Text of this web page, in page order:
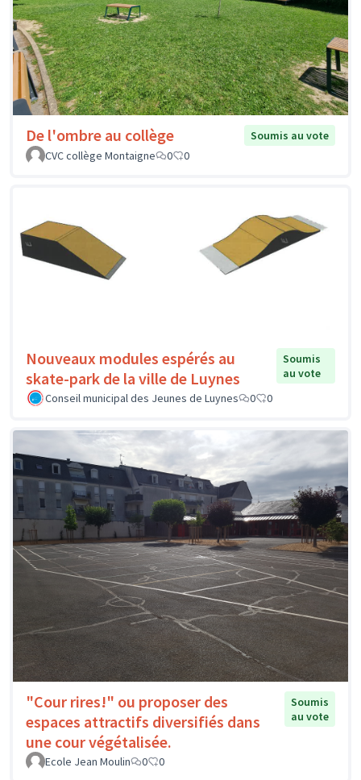
De l'ombre au collège
Soumis au vote
CVC collège Montaigne
0 0
Nouveaux modules espérés au
skate-park de la ville de Luynes
Soumis
au vote
Conseil municipal des Jeunes de Luynes
0 0
"Cour rires!" ou proposer des
espaces attractifs diversifiés dans
une cour végétalisée.
Soumis
au vote
Ecole Jean Moulin 0 0